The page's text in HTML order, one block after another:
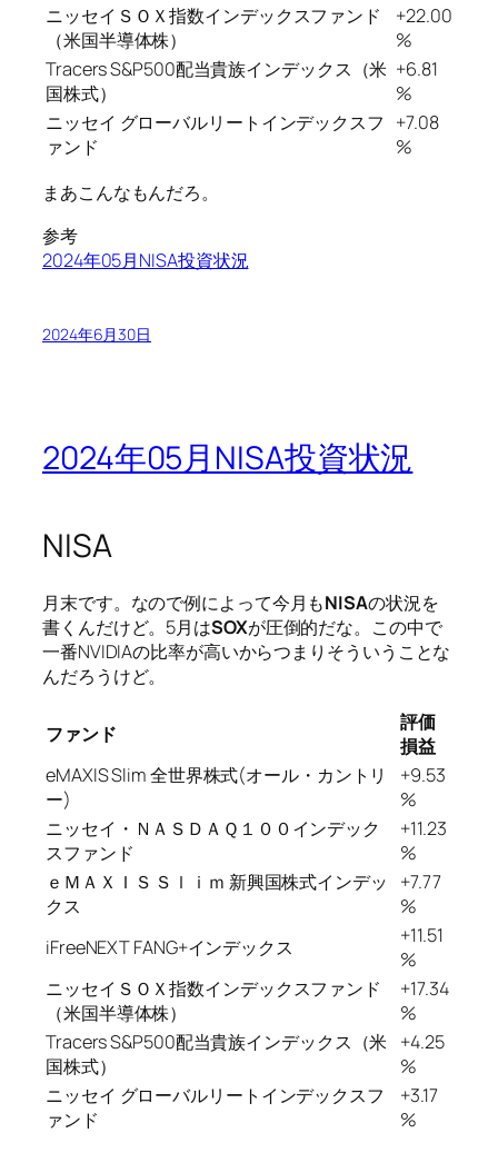
ニッセイＳＯＸ指数インデックスファンド
（米国半導体株）
+22.00
%
Tracers S&P500配当貴族インデックス（米
国株式）
+6.81
%
ニッセイ グローバルリートインデックスフ
ァンド
+7.08
%
まあこんなもんだろ。
参考
2024年05月NISA投資状況
2024年6月30日
2024年05月NISA投資状況
NISA
月末です。なので例によって今月もNISAの状況を
書くんだけど。5月はSOXが圧倒的だな。この中で
一番NVIDIAの比率が高いからつまりそういうことな
んだろうけど。
ファンド
評価
損益
eMAXIS Slim 全世界株式(オール・カントリ
ー)
+9.53
%
ニッセイ・ＮＡＳＤＡＱ１００インデック
スファンド
+11.23
%
ｅＭＡＸＩＳ Ｓｌｉｍ 新興国株式インデッ
クス
+7.77
%
iFreeNEXT FANG+インデックス
+11.51
%
ニッセイＳＯＸ指数インデックスファンド
（米国半導体株）
+17.34
%
Tracers S&P500配当貴族インデックス（米
国株式）
+4.25
%
ニッセイ グローバルリートインデックスフ
ァンド
+3.17
%